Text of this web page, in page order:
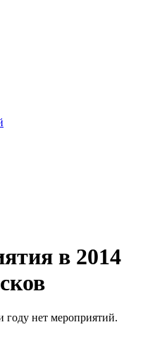
в 2014
году нет мероприятий.